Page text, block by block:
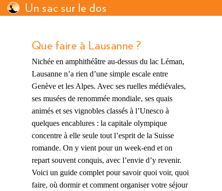
Un sac sur le dos
Que faire à Lausanne ?
Nichée en amphithéâtre au-dessus du lac Léman,
Lausanne n’a rien d’une simple escale entre
Genève et les Alpes. Avec ses ruelles médiévales,
ses musées de renommée mondiale, ses quais
animés et ses vignobles classés à l’Unesco à
quelques encablures : la capitale olympique
concentre à elle seule tout l’esprit de la Suisse
romande. On y vient pour un week-end et on
repart souvent conquis, avec l’envie d’y revenir.
Voici un guide complet pour savoir quoi voir, quoi
faire, où dormir et comment organiser votre séjour